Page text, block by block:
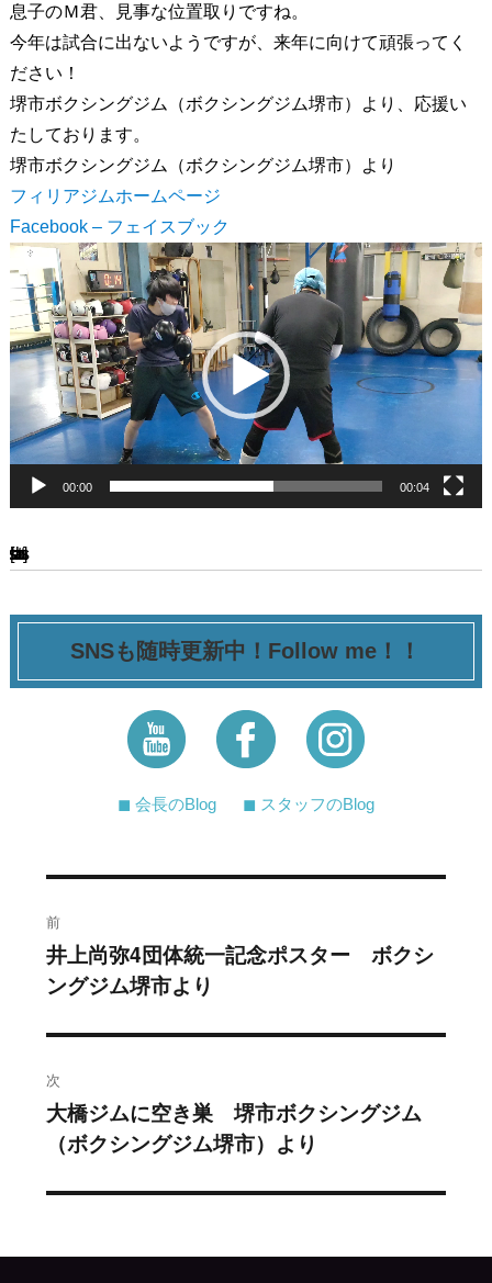
息子のＭ君、見事な位置取りですね。
今年は試合に出ないようですが、来年に向けて頑張ってく
ださい！
堺市ボクシングジム（ボクシングジム堺市）より、応援い
たしております。
堺市ボクシングジム（ボクシングジム堺市）より
フィリアジムホームページ
Facebook – フェイスブック
画
プ
レ
ヤ
ー
00:00 00:04
[ssba-buttons]
SNSも随時更新中！Follow me！！
◼︎ 会長のBlog ◼︎ スタッフのBlog
稿
ナ
ビ
ゲ
ー
前
過
去
稿:
井上尚弥4団体統一記念ポスター ボクシ
ングジム堺市より
次
次
の
大橋ジムに空き巣 堺市ボクシングジム
（ボクシングジム堺市）より